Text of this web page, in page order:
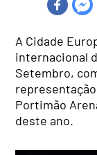
A Cidade
internacional
Setembro,
Portimão
deste ano.